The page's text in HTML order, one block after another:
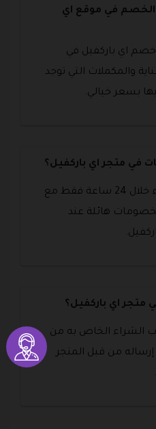
الخصم في موقع اي
اي باركفيل في
والمكملات التي توجد
بسعر خيالي.
في متجر اي باركفيل؟
يتم شحن طلبات العملاء خلال 24 ساعة فقط مع
هائلة عند
متجر اي باركفيل؟
الشراء الخاص به من
إرساله من قبل المتجر